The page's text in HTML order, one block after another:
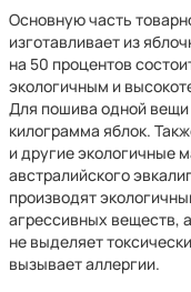
Основную часть
изготавливает из
на 50 процентов
экологичным и
Для пошива одной
килограмма яблок.
и другие экологичные
австралийского
производят
агрессивных веществ,
не выделяет
вызывает аллергии.